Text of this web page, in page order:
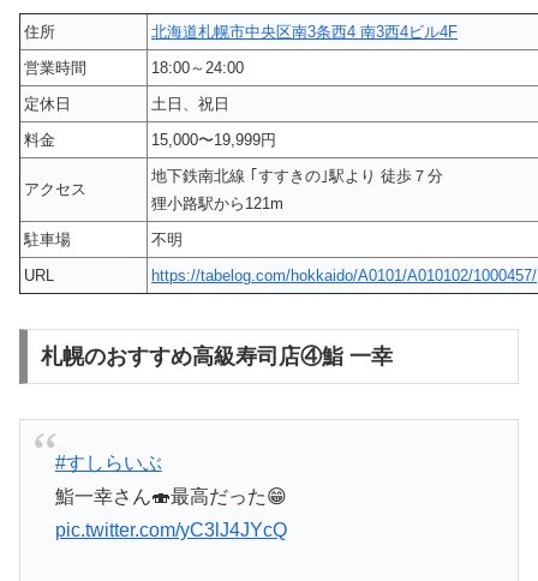
住所
北海道札幌市中央区南3条西4 南3西4ビル4F
営業時間
18:00～24:00
定休日
土日、祝日
料金
15,000〜19,999円
アクセス
地下鉄南北線 ｢すすきの｣駅より 徒歩７分
狸小路駅から121m
駐車場
不明
URL
https://tabelog.com/hokkaido/A0101/A010102/1000457/
札幌のおすすめ高級寿司店④鮨 一幸
#すしらいぶ
鮨一幸さん🍣最高だった😁
pic.twitter.com/yC3lJ4JYcQ